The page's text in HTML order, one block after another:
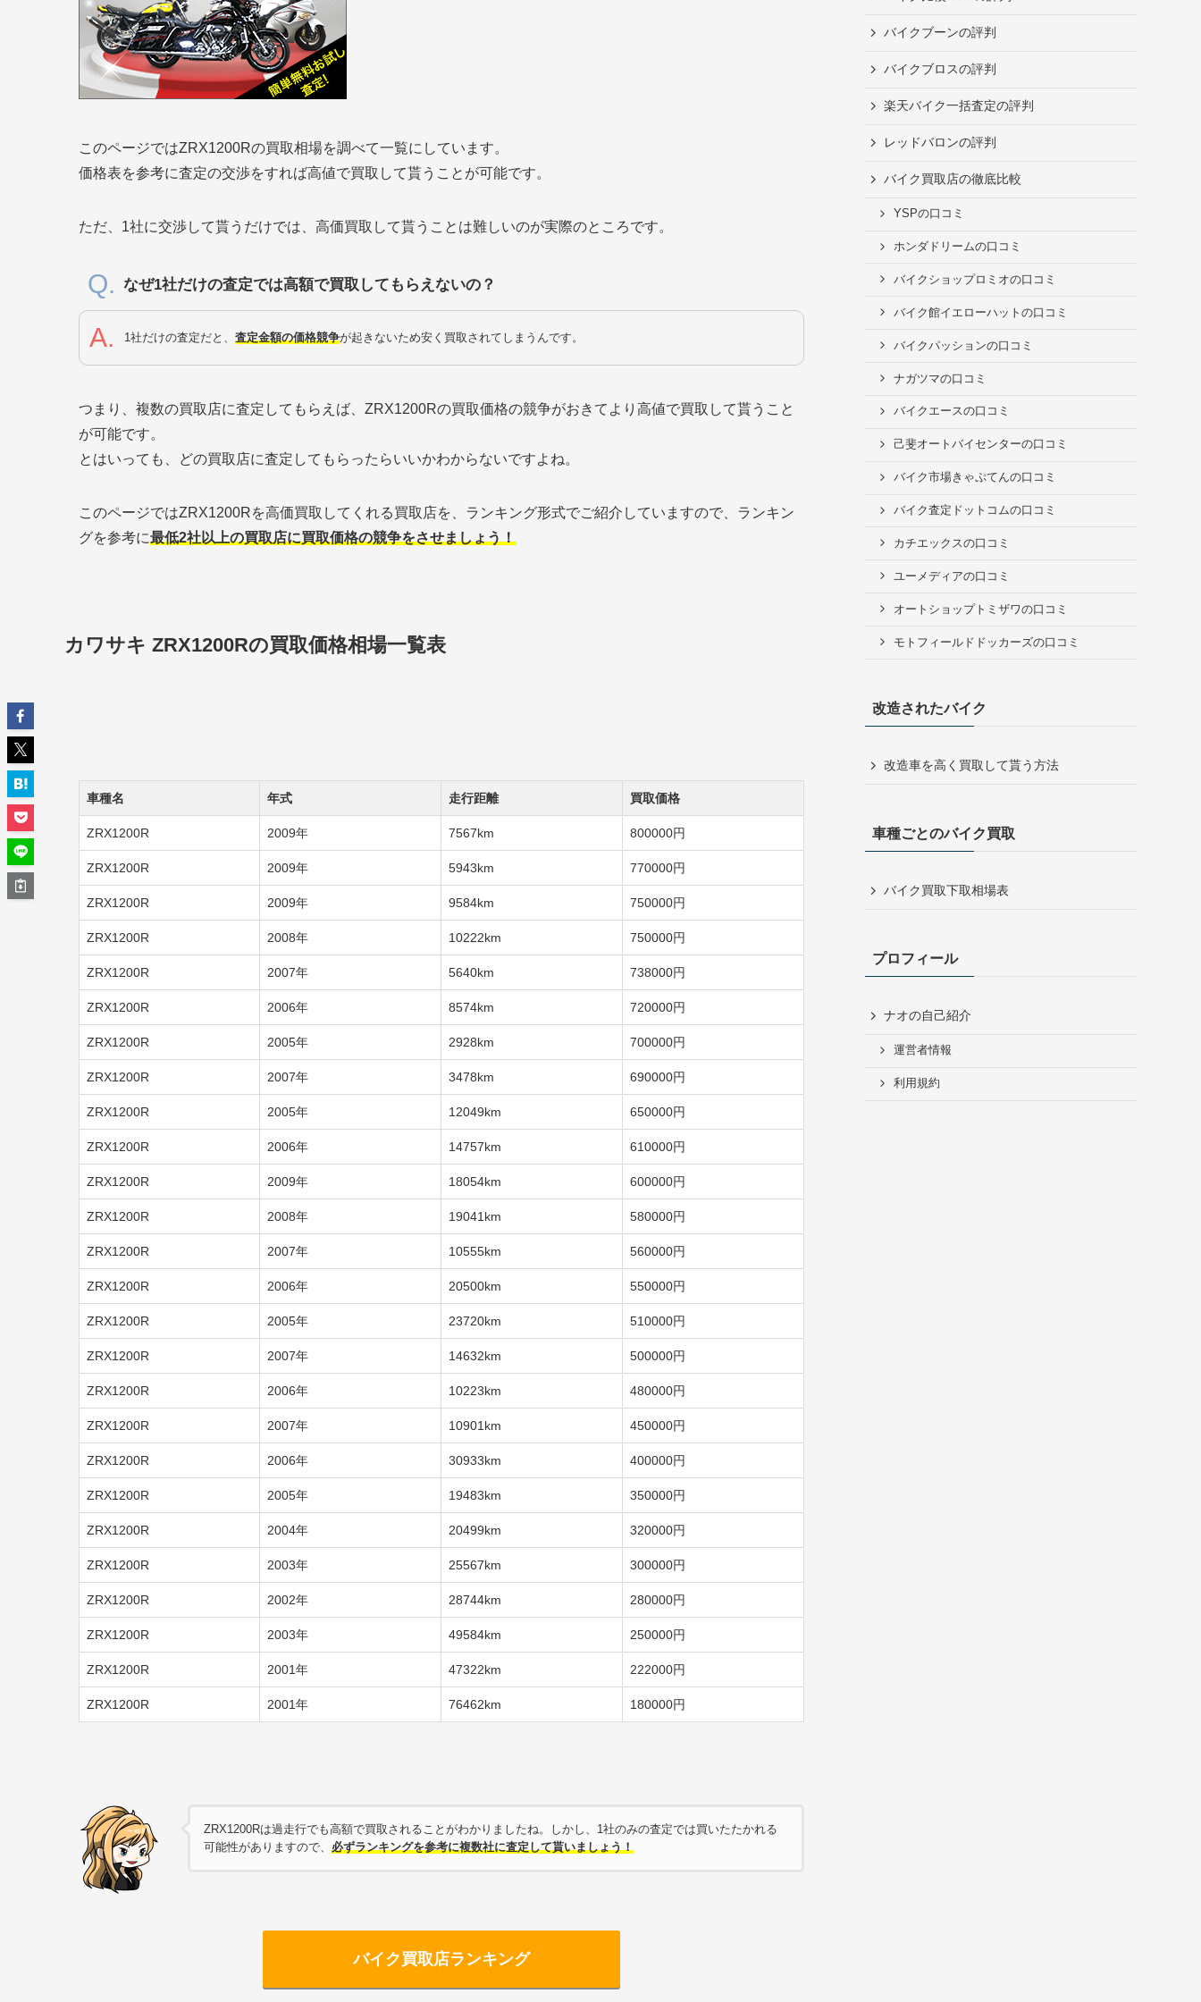
このページではZRX1200Rの買取相場を調べて一覧にしています。
価格表を参考に査定の交渉をすれば高値で買取して貰うことが可能です。
ただ、1社に交渉して貰うだけでは、高価買取して貰うことは難しいのが実際のところです。
なぜ1社だけの査定では高額で買取してもらえないの？
1社だけの査定だと、 査定金額の価格競争が起きないため安く買取されてしまうんです。
つまり、複数の買取店に査定してもらえば、ZRX1200Rの買取価格の競争がおきてより高値で買取して貰うこと
が可能です。
とはいっても、どの買取店に査定してもらったらいいかわからないですよね。
このページではZRX1200Rを高価買取してくれる買取店を、ランキング形式でご紹介していますので、ランキン
グを参考に最低2社以上の買取店に買取価格の競争をさせましょう！
カワサキ ZRX1200Rの買取価格相場一覧表
車種名 年式 走行距離 買取価格
ZRX1200R 2009年 7567km 800000円
ZRX1200R 2009年 5943km 770000円
ZRX1200R 2009年 9584km 750000円
ZRX1200R 2008年 10222km 750000円
ZRX1200R 2007年 5640km 738000円
ZRX1200R 2006年 8574km 720000円
ZRX1200R 2005年 2928km 700000円
ZRX1200R 2007年 3478km 690000円
ZRX1200R 2005年 12049km 650000円
ZRX1200R 2006年 14757km 610000円
ZRX1200R 2009年 18054km 600000円
ZRX1200R 2008年 19041km 580000円
ZRX1200R 2007年 10555km 560000円
ZRX1200R 2006年 20500km 550000円
ZRX1200R 2005年 23720km 510000円
ZRX1200R 2007年 14632km 500000円
ZRX1200R 2006年 10223km 480000円
ZRX1200R 2007年 10901km 450000円
ZRX1200R 2006年 30933km 400000円
ZRX1200R 2005年 19483km 350000円
ZRX1200R 2004年 20499km 320000円
ZRX1200R 2003年 25567km 300000円
ZRX1200R 2002年 28744km 280000円
ZRX1200R 2003年 49584km 250000円
ZRX1200R 2001年 47322km 222000円
ZRX1200R 2001年 76462km 180000円
ZRX1200Rは過走行でも高額で買取されることがわかりましたね。しかし、1社のみの査定では買いたたかれる
可能性がありますので、 必ずランキングを参考に複数社に査定して貰いましょう！
バイク買取店ランキング
バイクブーンの評判
バイクブロスの評判
楽天バイク一括査定の評判
レッドバロンの評判
バイク買取店の徹底比較
YSPの口コミ
ホンダドリームの口コミ
バイクショップロミオの口コミ
バイク館イエローハットの口コミ
バイクパッションの口コミ
ナガツマの口コミ
バイクエースの口コミ
己斐オートバイセンターの口コミ
バイク市場きゃぷてんの口コミ
バイク査定ドットコムの口コミ
カチエックスの口コミ
ユーメディアの口コミ
オートショップトミザワの口コミ
モトフィールドドッカーズの口コミ
改造されたバイク
改造車を高く買取して貰う方法
車種ごとのバイク買取
バイク買取下取相場表
プロフィール
ナオの自己紹介
運営者情報
利用規約